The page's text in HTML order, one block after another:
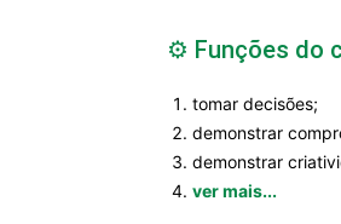
⚙️ Funções do
tomar decisões;
demonstrar
demonstrar
ver mais...